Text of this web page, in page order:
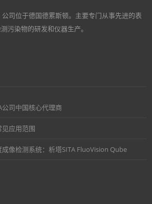
公司位于德国德累斯顿。主要专门从事先进的表
污染物的研发和仪器生产。
司中国核心代理商
见应用范围
像检测系统：析塔SITA FluoVision Qube